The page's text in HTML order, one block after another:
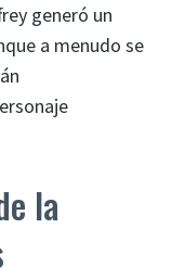
generó un
a menudo se
la